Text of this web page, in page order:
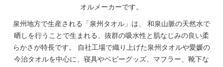
オルメーカーです。
泉州地方で生産される「泉州タオル」は、
和泉山脈の天然水で
晒しを行うことで生まれる、抜群の吸水性と肌なじみの良い柔
らかさが特長です。
自社工場で織り上げた泉州タオルや愛媛の
今治タオルを中心に、寝具やベビーグッズ、マフラー、靴下な